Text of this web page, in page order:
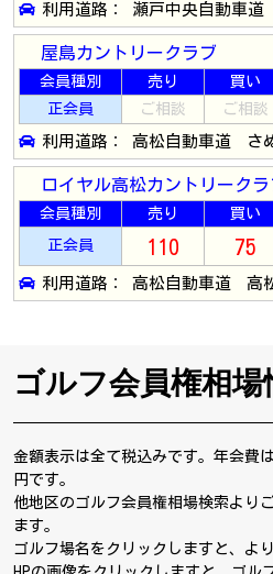
利用道路： 瀬戸中央自動車
屋島カントリークラブ
会員種別 売り 買い
正会員
ご相談 ご相談
利用道路： 高松自動車道 さ
ロイヤル高松カントリークラ
会員種別 売り 買い
正会員 110 75
利用道路： 高松自動車道 高
ゴルフ会員権相
金額表示は全て税込みです。年会費
円です。
他地区のゴルフ会員権相場検索より
ます。
ゴルフ場名をクリックしますと、よ